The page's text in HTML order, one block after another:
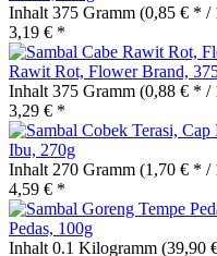
Inhalt 375 Gramm (0,85 € * /
3,19 € *
Rawit Rot, Flower Brand,
Inhalt 375 Gramm (0,88 € * /
3,29 € *
Ibu, 270g
Inhalt 270 Gramm (1,70 € * /
4,59 € *
Pedas, 100g
Inhalt 0.1 Kilogramm (39,90